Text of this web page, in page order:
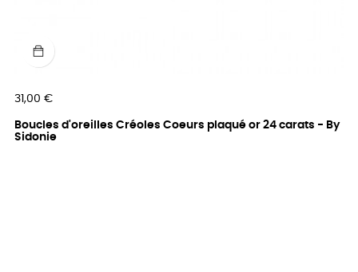
Prix
31,00 €
Boucles d'oreilles Créoles Coeurs plaqué or 24 carats - By
Sidonie